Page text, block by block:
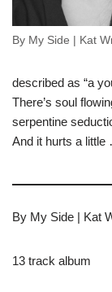
By My Side | Kat
described as “a
There’s soul
serpentine
And it hurts a
By My Side | Kat
13 track album